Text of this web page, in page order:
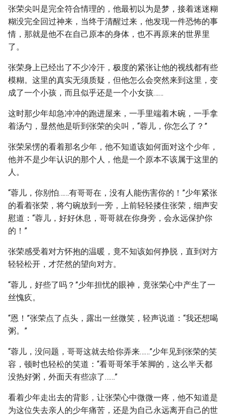
张荣尖叫是完全符合情理的，他最初以为是梦，接着迷迷糊
糊没完全回过神来，当终于清醒过来，他发现一件恐怖的事
情，那就是他不在自己原本的身体，也不再原来的世界里
了。
张荣身上已经出了不少冷汗，极度的紧张让他的视线都有些
模糊。这里的真实无须质疑，但他怎么会突然来到这里，变
成了一个小孩，而且似乎还是一个小女孩……
这时那少年却急冲冲的跑进屋来，一手里端着木碗，一手拿
着汤勺，显然他是听到张荣的尖叫，“蓉儿，你怎么了？”
张荣呆愣的看着那名少年，他不知道该如何面对这个少年，
他并不是少年认识的那个人，他是一个原本不该属于这里的
人。
“蓉儿，你别怕……有哥哥在，没有人能伤害你的！”少年紧张
的看着张荣，将勺碗放到一旁，上前轻轻搂住张荣，细声安
慰道：“蓉儿，好好休息，哥哥就在你身旁，会永远保护你
的！”
张荣感受着对方怀抱的温暖，竟不知该如何挣脱，直到对方
轻轻松开，才茫然的望向对方。
“蓉儿，好些了吗？”少年担忧的眼神，竟张荣心中产生了一
丝愧疚。
“恩！”张荣点了点头，露出一丝微笑，轻声说道：“我还想喝
粥。”
“蓉儿，没问题，哥哥这就去给你弄来……”少年见到张荣的笑
容，顿时也轻松的笑道：“看哥哥笨手笨脚的，这么半天都
没热好粥，外面天有些凉了……”
看着少年走出去的背影，让张荣心中微微一疼，他不知道是
为这位失去亲人的少年痛苦，还是为自己永远离开自己的世